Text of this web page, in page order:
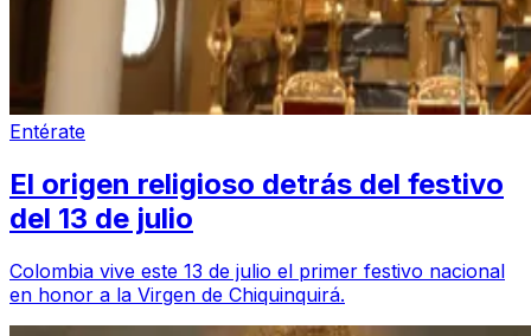
Entérate
El origen religioso detrás del festivo
del 13 de julio
Colombia vive este 13 de julio el primer festivo nacional
en honor a la Virgen de Chiquinquirá.